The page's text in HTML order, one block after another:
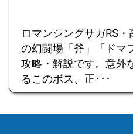
ロマンシングサガRS
の幻闘場「斧」「ドマ
攻略・解説です。意外
るこのボス、正･･･